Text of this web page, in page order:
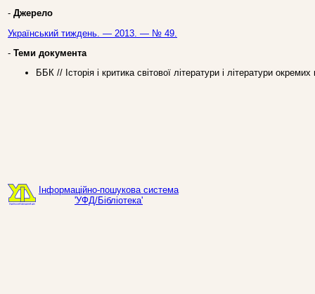
- Джерело
Український тиждень. — 2013. — № 49.
- Теми документа
ББК // Історія і критика світової літератури і літератури окремих
Інформаційно-пошукова система
'УФД/Бібліотека'